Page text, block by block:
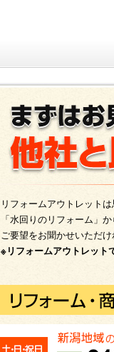
リフォームアウトレット
「水回りのリフォーム」
ご要望をお聞かせいただ
※リフォームアウトレット